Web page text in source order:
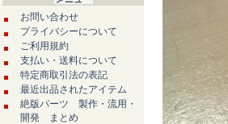
お問い合わせ
プライバシーについて
ご利用規約
支払い・送料について
特定商取引法の表記
最近出品されたアイテム
絶版パーツ 製作・流用・
開発 まとめ